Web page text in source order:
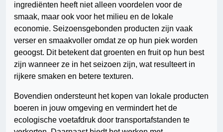
ingrediënten heeft niet alleen voordelen voor de
smaak, maar ook voor het milieu en de lokale
economie. Seizoensgebonden producten zijn vaak
verser en smaakvoller omdat ze op hun piek worden
geoogst. Dit betekent dat groenten en fruit op hun best
zijn wanneer ze in het seizoen zijn, wat resulteert in
rijkere smaken en betere texturen.
Bovendien ondersteunt het kopen van lokale producten
boeren in jouw omgeving en vermindert het de
ecologische voetafdruk door transportafstanden te